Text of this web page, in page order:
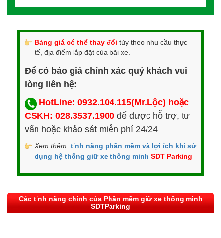
Bảng giá có thể thay đổi tùy theo nhu cầu thực
tế, địa điểm lắp đặt của bãi xe.
Để có báo giá chính xác quý khách vui
lòng liên hệ:
HotLine: 0932.104.115(Mr.Lộc) hoặc
CSKH: 028.3537.1900 để được hỗ trợ, tư
vấn hoặc khảo sát miễn phí 24/24
Xem thêm: tính năng phần mềm và lợi ích khi sử
dụng hệ thống giữ xe thông minh SDT Parking
Các tính năng chính của Phần mềm giữ xe thông minh
SDTParking